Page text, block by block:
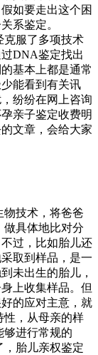
如要走出这个困
系鉴定。
克服了多项技术
DNA鉴定找出
基本上都是通常
能看到有关讯
纷纷在网上咨询
亲子鉴定收费明
文章，会给大家
技术，将爸爸
具体地比对分
过，比如胎儿还
取到样品，是一
未出生的胎儿，
上收集样品。但
的应对主意，就
性，从母亲的样
进行常规的
胎儿亲权鉴定